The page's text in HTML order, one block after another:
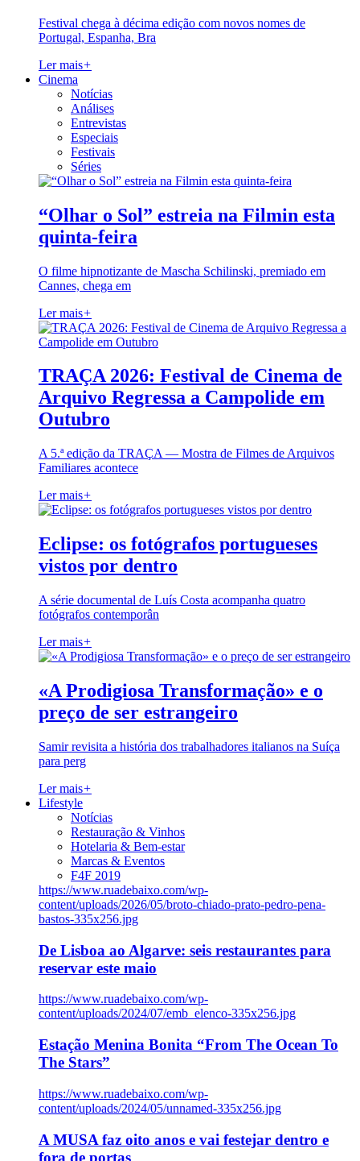
Festival chega à décima edição com novos nomes de
Portugal, Espanha, Bra
Ler mais+
Cinema
Notícias
Análises
Entrevistas
Especiais
Festivais
Séries
“Olhar o Sol” estreia na Filmin esta
quinta-feira
O filme hipnotizante de Mascha Schilinski, premiado em
Cannes, chega em
Ler mais+
TRAÇA 2026: Festival de Cinema de
Arquivo Regressa a Campolide em
Outubro
A 5.ª edição da TRAÇA — Mostra de Filmes de Arquivos
Familiares acontece
Ler mais+
Eclipse: os fotógrafos portugueses
vistos por dentro
A série documental de Luís Costa acompanha quatro
fotógrafos contemporân
Ler mais+
«A Prodigiosa Transformação» e o
preço de ser estrangeiro
Samir revisita a história dos trabalhadores italianos na Suíça
para perg
Ler mais+
Lifestyle
Notícias
Restauração & Vinhos
Hotelaria & Bem-estar
Marcas & Eventos
F4F 2019
https://www.ruadebaixo.com/wp-
content/uploads/2026/05/broto-chiado-prato-pedro-pena-
bastos-335x256.jpg
De Lisboa ao Algarve: seis restaurantes para
reservar este maio
https://www.ruadebaixo.com/wp-
content/uploads/2024/07/emb_elenco-335x256.jpg
Estação Menina Bonita “From The Ocean To
The Stars”
https://www.ruadebaixo.com/wp-
content/uploads/2024/05/unnamed-335x256.jpg
A MUSA faz oito anos e vai festejar dentro e
fora de portas